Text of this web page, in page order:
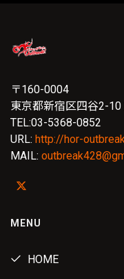
〒160-0004
東京都新宿区四谷2-10
TEL:03-5368-0852
URL: http://hor-
MAIL:
MENU
HOME